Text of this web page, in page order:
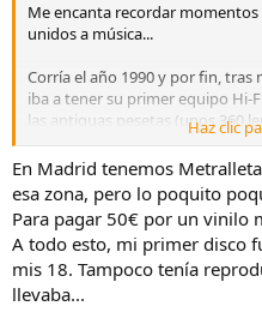
Me encanta recordar momentos
unidos a música...
Corría el año 1990 y por fin, tras
iba a tener su primer equipo Hi-
las antiguas pesetas (unos 360
"cadenas musicales" se solían
hogares, como con las
cuarto porque en casa sabían
Y unos días antes de que me lo
estábamos dando una vuelta
donde en su número 14 (hoy
Secret) había una enorme tienda
Haz clic
En Madrid tenemos
esa zona, pero lo poquito
Para pagar 50€ por un vinilo
A todo esto, mi primer disco
mis 18. Tampoco tenía
llevaba...